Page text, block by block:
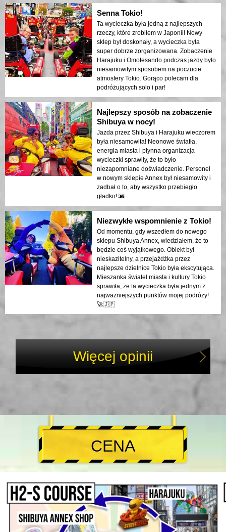
Senna Tokio!
Ta wycieczka była jedną z najlepszych
rzeczy, które zrobiłem w Japonii! Nowy
sklep był doskonały, a wycieczka była
super dobrze zorganizowana. Zobaczenie
Harajuku i Omotesando podczas jazdy było
niesamowitym sposobem na poczucie
atmosfery Tokio. Gorąco polecam dla
podróżujących solo i par!
Najlepszy sposób na zobaczenie
Shibuya w nocy!
Jazda przez Shibuya i Harajuku wieczorem
była niesamowita! Neonowe światła,
energia miasta i płynna organizacja
wycieczki sprawiły, że to było
niezapomniane doświadczenie. Personel
w nowym sklepie Annex był niesamowity i
zadbał o to, aby wszystko przebiegło
gładko! 🌆
Niezwykłe wspomnienie z Tokio!
Od momentu, gdy wszedłem do nowego
sklepu Shibuya Annex, wiedziałem, że to
będzie coś wyjątkowego. Obiekt był
nieskazitelny, a przejażdżka przez
najlepsze dzielnice Tokio była ekscytująca.
Mieszanka świateł miasta i kultury Tokio
sprawiła, że ta wycieczka była jednym z
najważniejszych punktów mojej podróży!
🚀🇯🇵
Więcej opinii
CENA